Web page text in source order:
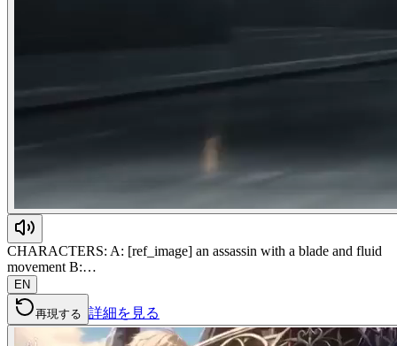
CHARACTERS: A: [ref_image] an assassin with a blade and fluid
movement B:…
EN
再現する 詳細を見る